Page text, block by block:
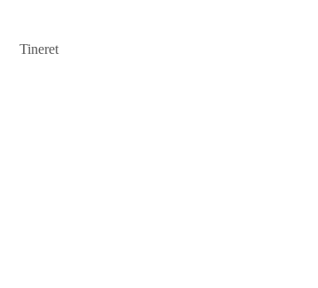
Tineret